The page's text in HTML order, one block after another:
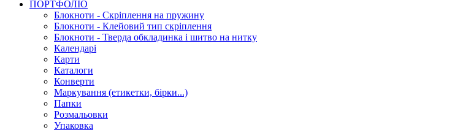
ПОРТФОЛІО
Блокноти - Скріплення на пружину
Блокноти - Клейовий тип скріплення
Блокноти - Тверда обкладинка і шитво на нитку
Календарі
Карти
Каталоги
Конверти
Маркування (етикетки, бірки...)
Папки
Розмальовки
Упаковка